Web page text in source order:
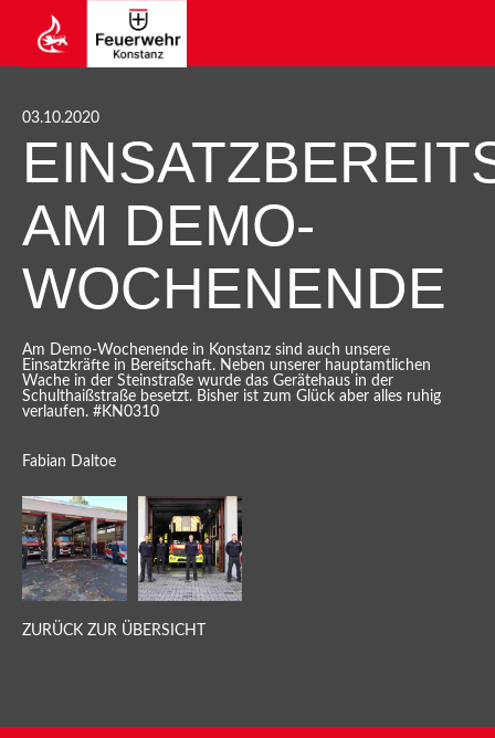
03.10.2020
AM DEMO-
WOCHENENDE
Am Demo-Wochenende in Konstanz sind auch unsere
Einsatzkräfte in Bereitschaft. Neben unserer hauptamtlichen
Wache in der Steinstraße wurde das Gerätehaus in der
Schulthaißstraße besetzt. Bisher ist zum Glück aber alles ruhig
verlaufen. #KN0310
Fabian Daltoe
ZURÜCK ZUR ÜBERSICHT